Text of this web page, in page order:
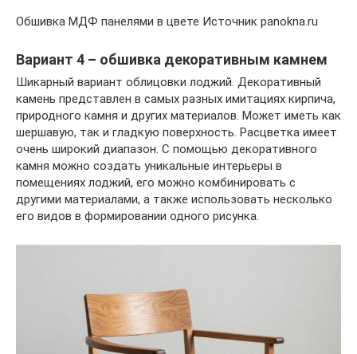
Обшивка МДФ панелями в цвете Источник panokna.ru
Вариант 4 – обшивка декоративным камнем
Шикарный вариант облицовки лоджий. Декоративный
камень представлен в самых разных имитациях кирпича,
природного камня и других материалов. Может иметь как
шершавую, так и гладкую поверхность. Расцветка имеет
очень широкий диапазон. С помощью декоративного
камня можно создать уникальные интерьеры в
помещениях лоджий, его можно комбинировать с
другими материалами, а также использовать несколько
его видов в формировании одного рисунка.